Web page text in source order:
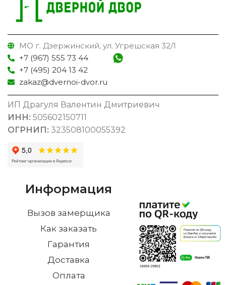
МО г. Дзержинский, ул. Угрешская 32/1
+7 (967) 555 73 44
+7 (495) 204 13 42
zakaz@dvernoi-dvor.ru
ИП Драгуля Валентин Дмитриевич
ИНН: 505602150711
ОГРНИП: 323508100055392
Информация
Вызов замерщика
Как заказать
Гарантия
Доставка
Оплата